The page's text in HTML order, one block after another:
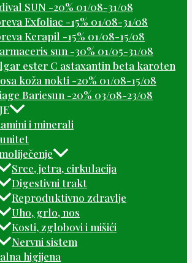
SUN -20% 01/08-31/08
Exfoliac -15% 01/08-31/08
Kerapil -15% 01/08-15/08
sun -30% 01/05-31/08
ester C astaxantin beta karoten
koža nokti -20% 01/08-15/08
Bariesun -20% 03/08-23/08
i minerali
Srce, jetra, cirkulacija
Digestivni trakt
Reproduktivno zdravlje
Uho, grlo, nos
Kosti, zglobovi i mišići
Nervni sistem
higijena